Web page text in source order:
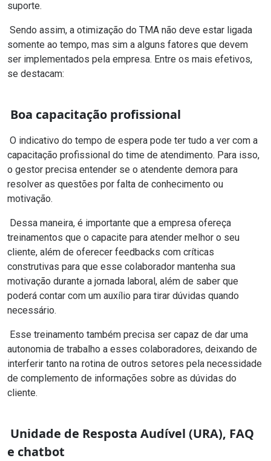
suporte.
Sendo assim, a otimização do TMA não deve estar ligada
somente ao tempo, mas sim a alguns fatores que devem
ser implementados pela empresa. Entre os mais efetivos,
se destacam:
Boa capacitação profissional
O indicativo do tempo de espera pode ter tudo a ver com a
capacitação profissional do time de atendimento. Para isso,
o gestor precisa entender se o atendente demora para
resolver as questões por falta de conhecimento ou
motivação.
Dessa maneira, é importante que a empresa ofereça
treinamentos que o capacite para atender melhor o seu
cliente, além de oferecer feedbacks com críticas
construtivas para que esse colaborador mantenha sua
motivação durante a jornada laboral, além de saber que
poderá contar com um auxílio para tirar dúvidas quando
necessário.
Esse treinamento também precisa ser capaz de dar uma
autonomia de trabalho a esses colaboradores, deixando de
interferir tanto na rotina de outros setores pela necessidade
de complemento de informações sobre as dúvidas do
cliente.
Unidade de Resposta Audível (URA), FAQ
e chatbot